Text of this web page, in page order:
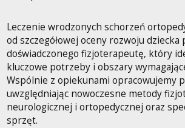
Leczenie wrodzonych schorzeń
od szczegółowej oceny rozwoju dziecka
doświadczonego fizjoterapeutę, który
kluczowe potrzeby i obszary
Wspólnie z opiekunami opracowujemy
uwzględniając nowoczesne metody
neurologicznej i ortopedycznej oraz
sprzęt.